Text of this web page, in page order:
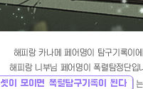
해피랑 카나메 페어명이 탐구기록이
해피랑 니부님 페어명이 폭렬탐정단입
셋이 모이면 폭렬탐구기록이 된다